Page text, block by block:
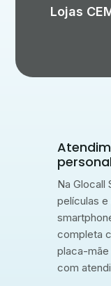
Lojas
Na Glocall
películas
completa
placa-
com